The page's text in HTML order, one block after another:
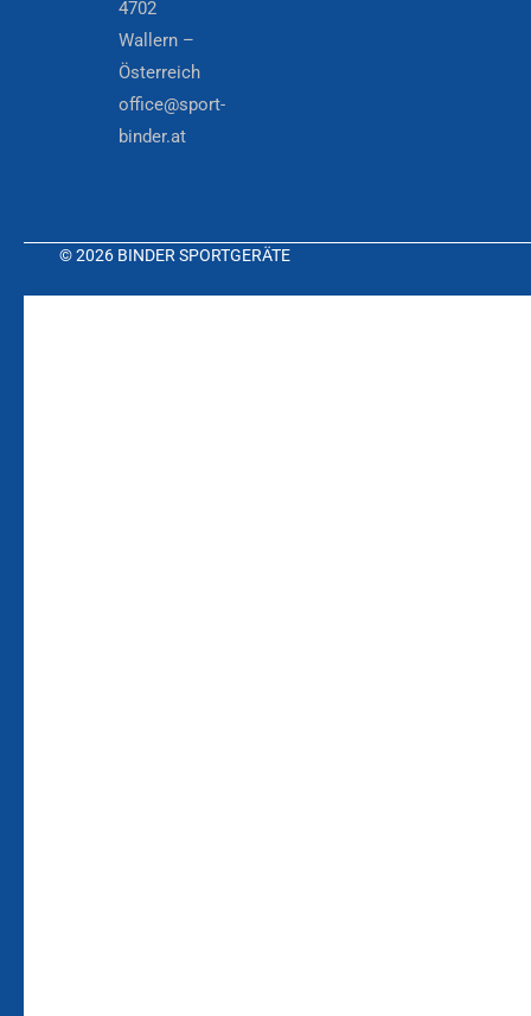
4702
Wallern –
Österreich
office@sport-
binder.at
© 2026 BINDER SPORTGERÄTE